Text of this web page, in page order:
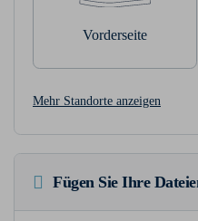
Vorderseite
Mehr Standorte anzeigen
Fügen Sie Ihre